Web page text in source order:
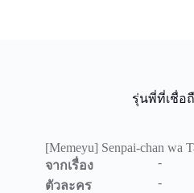
รุ่นพี่ที่เชื่อ
[Memeyu] Senpai-chan wa
จากเรื่อง
-
ตัวละคร
-